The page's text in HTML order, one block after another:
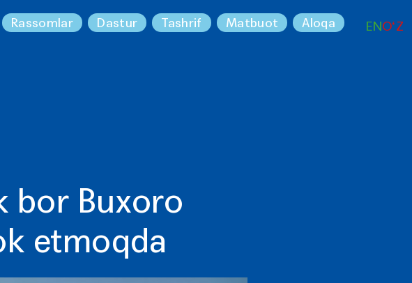
Rassomlar Dastur Tashrif Matbuot
Aloqa
ENO‘Z
bor Buxoro
etmoqda